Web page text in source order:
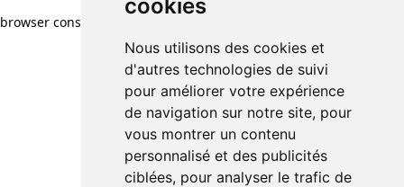
cookies
Nous utilisons des cookies et
d'autres technologies de suivi
pour améliorer votre expérience
de navigation sur notre site, pour
vous montrer un contenu
personnalisé et des publicités
ciblées, pour analyser le trafic de
browser console for more information)